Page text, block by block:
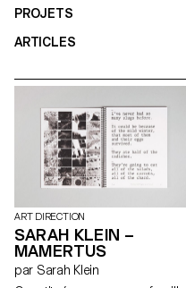
PROJETS
ARTICLES
ART DIRECTION
SARAH KLEIN –
MAMERTUS
par Sarah Klein